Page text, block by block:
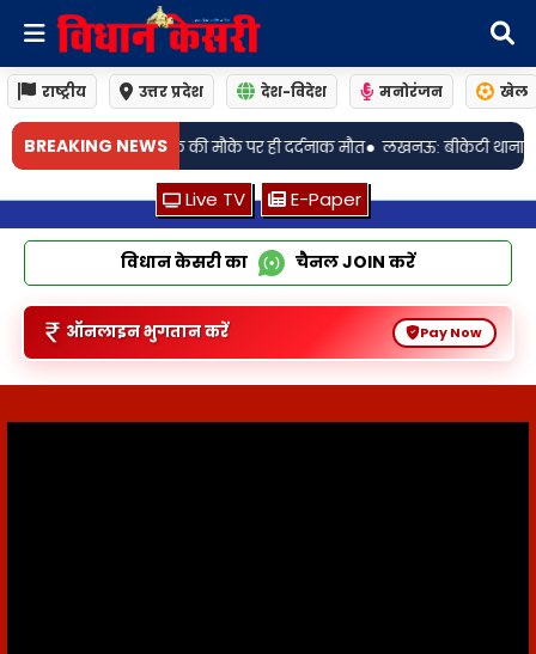
राष्ट्रीय उत्तर प्रदेश देश-विदेश मनोरंजन खेल
BREAKING NEWS
दर्दनाक मौत• लखनऊ: बीकेटी थाना क्षेत्र नहर मे मिला 61 वर्षीय अधेड़ का
Live TV E-Paper
विधान केसरी का चैनलJOIN करें
ऑनलाइन भुगतान करें Pay Now